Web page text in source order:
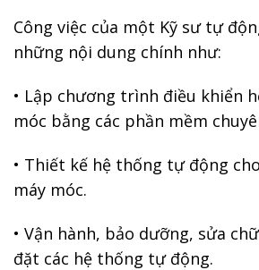
Công việc của một Kỹ sư tự
những nội dung chính như:
• Lập chương trình điều khiển
móc bằng các phần mềm
• Thiết kế hệ thống tự động
máy móc.
• Vận hành, bảo dưỡng, sửa
đặt các hệ thống tự động.